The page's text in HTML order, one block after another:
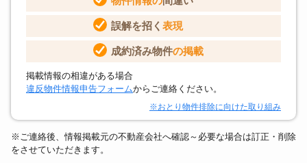
誤解を招く 表現
成約済み物件の掲載
掲載情報の相違がある場合
違反物件情報申告フォームからご連絡ください。
※おとり物件排除に向けた取り組み
※ご連絡後、情報掲載元の不動産会社へ確認～必要な場合は訂正・削除
をさせていただきます。